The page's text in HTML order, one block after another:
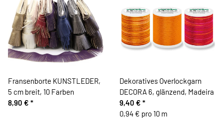
Fransenborte KUNSTLEDER,
5 cm breit, 10 Farben
8,90 € *
Dekoratives Overlockgarn
DECORA 6, glänzend, Madeira
9,40 € *
0,94 € pro 10 m